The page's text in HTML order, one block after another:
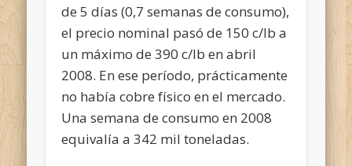
de 5 días (0,7 semanas de consumo),
el precio nominal pasó de 150 c/lb a
un máximo de 390 c/lb en abril
2008. En ese período, prácticamente
no había cobre físico en el mercado.
Una semana de consumo en 2008
equivalía a 342 mil toneladas.